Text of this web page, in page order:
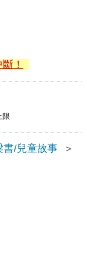
！
限
書/兒童故事
＞